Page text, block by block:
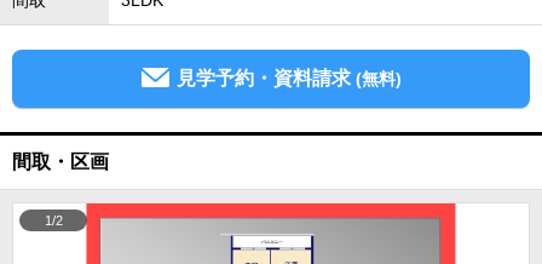
見学予約・資料請求 (無料)
間取・区画
1/2